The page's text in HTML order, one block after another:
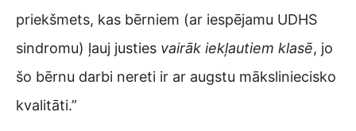
priekšmets, kas bērniem (ar iespējamu UDHS
sindromu) ļauj justies vairāk iekļautiem klasē, jo
šo bērnu darbi nereti ir ar augstu māksliniecisko
kvalitāti.”